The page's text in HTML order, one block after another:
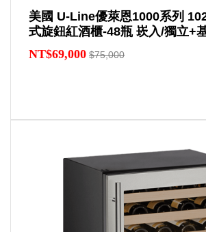
美國 U-Line優萊恩1000系列
式旋鈕紅酒櫃-48瓶 崁入/獨立+
NT$69,000 $75,000